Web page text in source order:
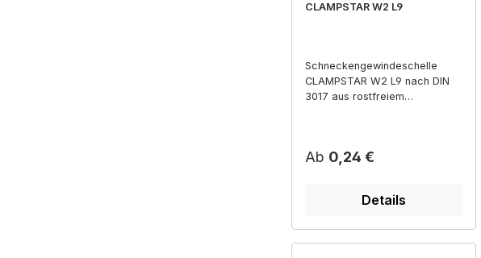
CLAMPSTAR W2 L9
Schneckengewindeschelle
CLAMPSTAR W2 L9 nach DIN
3017 aus rostfreiem
Regulärer Preis:
Ab 0,24 €
Details